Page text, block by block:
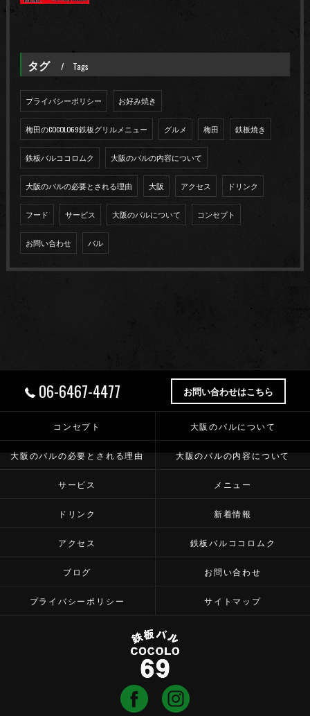
タグ Tags
プライバシーポリシー お好み焼き
梅田のCOCOLO69鉄板グリルメニュー グルメ 梅田 鉄板焼き
鉄板バルココロムク 大阪のバルの内容について
大阪のバルの必要とされる理由 大阪 アクセス ドリンク
フード サービス 大阪のバルについて コンセプト
お問い合わせ バル
06-6467-4477 お問い合わせはこちら
コンセプト 大阪のバルについて
大阪のバルの必要とされる理由 大阪のバルの内容について
サービス メニュー
ドリンク 新着情報
アクセス 鉄板バルココロムク
ブログ お問い合わせ
プライバシーポリシー サイトマップ